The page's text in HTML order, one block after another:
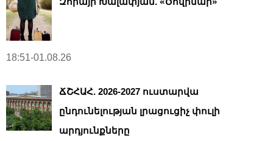
18:51-01.08.26
ՃՇՀԱՀ. 2026-2027 ուստարվա
ընդունելության լրացուցիչ փուլի
արդյունքները